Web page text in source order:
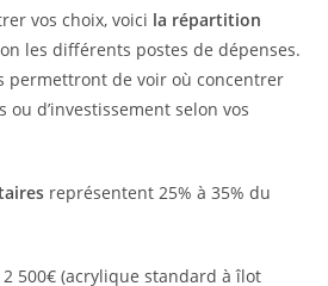
vos choix, voici la répartition
les différents postes de dépenses.
permettront de voir où concentrer
ou d’investissement selon vos
représentent 25% à 35% du
2 500€ (acrylique standard à îlot